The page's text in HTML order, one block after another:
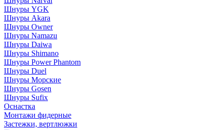
Шнуры YGK
Шнуры Akara
Шнуры Owner
Шнуры Namazu
Шнуры Daiwa
Шнуры Shimano
Шнуры Power Phantom
Шнуры Duel
Шнуры Морские
Шнуры Gosen
Шнуры Sufix
Оснастка
Монтажи фидерные
Застежки, вертлюжки